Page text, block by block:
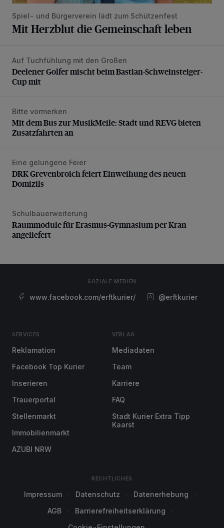
Spiel- und Bürgerverein lädt zum Schützenfest
Mit Herzblut die Gemeinschaft leben
Deelener Golfer mischt beim Bastian-Schweinsteiger-
Auf Tuchfühlung mit den Großen
Deelener Golfer mischt beim Bastian-Schweinsteiger-
Cup mit
Mit dem Bus zur MusikMeile: Stadt und REVG bieten
Bitte vormerken
Mit dem Bus zur MusikMeile: Stadt und REVG bieten
Zusatzfahrten an
DRK Grevenbroich feiert Einweihung des neuen Domizils
Eine gelungene Feier
DRK Grevenbroich feiert Einweihung des neuen
Domizils
Raummodule für Erasmus-Gymnasium per Kran angeliefert
Schulbauerweiterung
Raummodule für Erasmus-Gymnasium per Kran
angeliefert
SOZIALE MEDIEN
www.facebook.com/erftkurier/ @erftkurier
SERVICES
Reklamation
Facebook Top Kurier
Inserieren
Trauerportal
Stellenmarkt
Immobilienmarkt
AZUBI NRW
VERLAG
Mediadaten
Team
Karriere
FAQ
Stadt Kurier Extra Tipp
Kaarst
RECHTLICHES
Impressum Datenschutz
Datenerhebung
AGB
Barrierefreiheitserklärung